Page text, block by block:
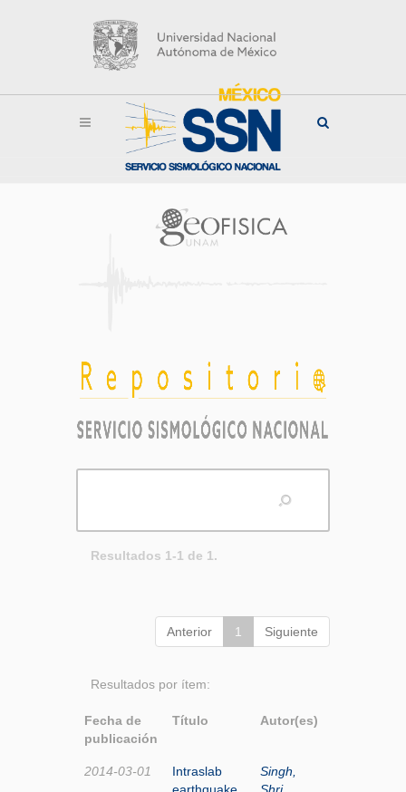
Resultados 1-1 de 1.
Anterior 1 Siguiente
Resultados por ítem:
Fecha de
publicación
Título Autor(es)
2014-03-01
Intraslab
Singh,